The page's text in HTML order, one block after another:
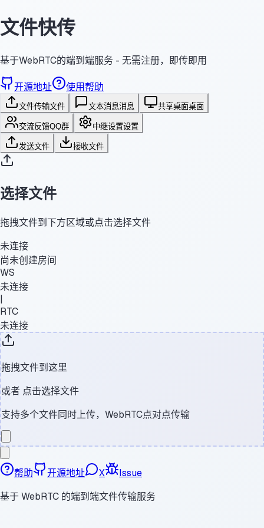
文件快传
基于WebRTC的端到端服务 - 无需注册，即传即用
开源地址 使用帮助
文件传输文件 文本消息消息 共享桌面桌面
交流反馈QQ群 中继设置设置
发送文件 接收文件
选择文件
拖拽文件到下方区域或点击选择文件
未连接
尚未创建房间
WS
未连接
|
RTC
未连接
拖拽文件到这里
或者 点击选择文件
支持多个文件同时上传，WebRTC点对点传输
帮助 开源地址 X
Issue
基于 WebRTC 的端到端文件传输服务